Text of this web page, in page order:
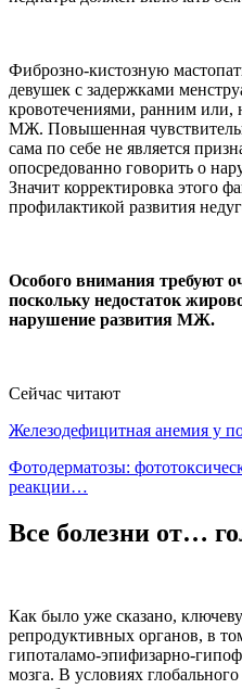
Фиброзно-кистозную
девушек с задержками
кровотечениями, ранним или,
МЖ. Повышенная
сама по себе не является
опосредованно говорить о
Значит корректировка этого
профилактикой развития
Особого внимания требуют
поскольку недостаток
нарушение развития МЖ.
Сейчас читают
Железодефицитная анемия у
Фотодерматозы:
реакции…
Все болезни от…
Как было уже сказано,
репродуктивных органов, в
гипоталамо-эпифизарно-
мозга. В условиях